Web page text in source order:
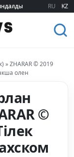
RU KZ
» ZHARAR © 2019
олен
©